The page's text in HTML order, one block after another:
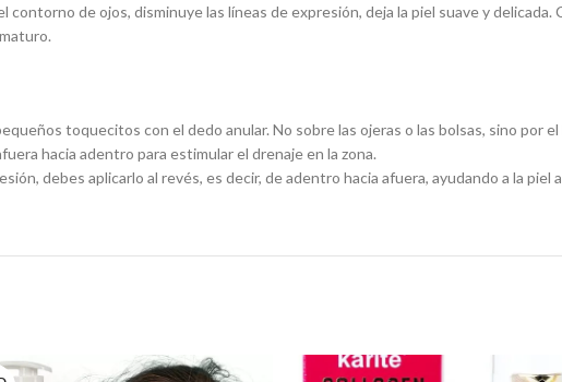
contorno de ojos, disminuye las líneas de expresión, deja la piel suave y
toquecitos con el dedo anular. No sobre las ojeras o las bolsas, sino por
hacia adentro para estimular el drenaje en la zona.
debes aplicarlo al revés, es decir, de adentro hacia afuera, ayudando a la piel